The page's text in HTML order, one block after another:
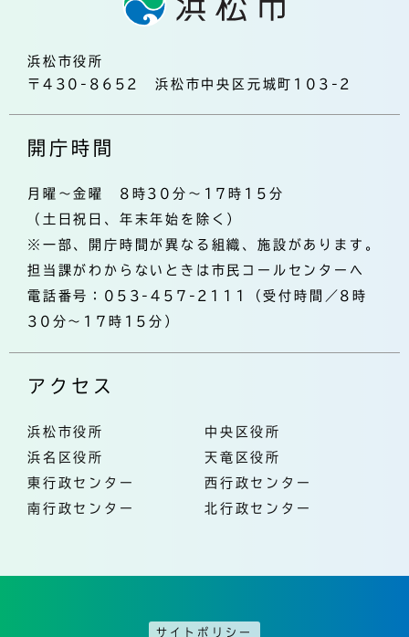
浜松市役所
〒430-8652 浜松市中央区元城町103-2
開庁時間
月曜～金曜 8時30分～17時15分
（土日祝日、年末年始を除く）
※一部、開庁時間が異なる組織、施設があります。
担当課がわからないときは市民コールセンターへ
電話番号：053-457-2111（受付時間／8時
30分～17時15分）
アクセス
浜松市役所
中央区役所
浜名区役所
天竜区役所
東行政センター
西行政センター
南行政センター
北行政センター
サイトポリシー